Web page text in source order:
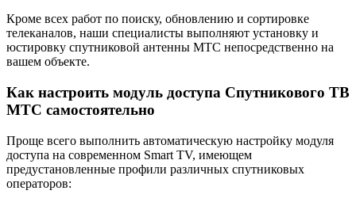
Кроме всех работ по поиску, обновлению и сортировке
телеканалов, наши специалисты выполняют установку и
юстировку спутниковой антенны МТС непосредственно на
вашем объекте.
Как настроить модуль доступа Спутникового ТВ
МТС самостоятельно
Проще всего выполнить автоматическую настройку модуля
доступа на современном Smart TV, имеющем
предустановленные профили различных спутниковых
операторов: